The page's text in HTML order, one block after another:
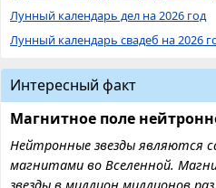
Лунный календарь дел на 2026 год
Лунный календарь свадеб на 2026
Интересный факт
Магнитное поле
Нейтронные звезды являются
магнитами во Вселенной.